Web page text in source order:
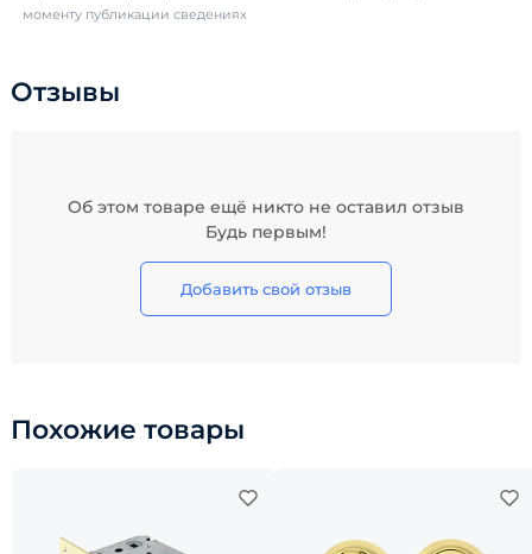
моменту публикации сведениях
Отзывы
Об этом товаре ещё никто не оставил отзыв
Будь первым!
Добавить свой отзыв
Похожие товары